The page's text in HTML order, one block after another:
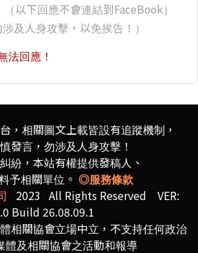
（以下回應不會連結到FaceBook）
及人身攻擊，以免挨告！）
法回應！
，相關圖文上載皆設有追蹤機制，
發言，勿涉及人身攻擊！
紛，本站有權提供發稿人、
予相關單位。 ◎服務條款
2023 All Rights Reserved VER:
Build 26.08.09.1
相關協會立場中立，不支持任何政治
體及相關協會之活動和報導